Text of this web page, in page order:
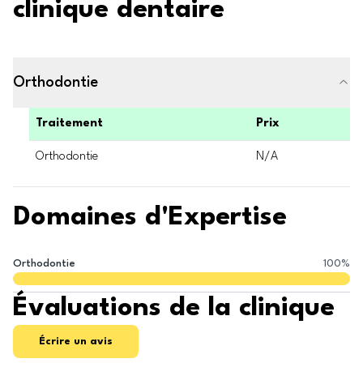
clinique dentaire
Orthodontie
Traitement Prix
Orthodontie N/A
Domaines d'Expertise
Orthodontie 100%
Évaluations de la clinique
Écrire un avis